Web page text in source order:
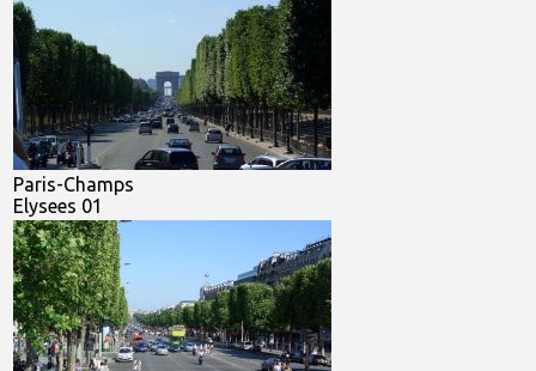
Paris-Champs
Elysees 01